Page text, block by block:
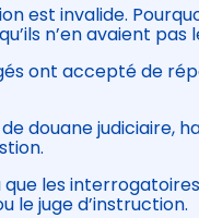
est invalide.
n’en avaient pas
ont accepté de
douane judiciaire,
que les
le juge d’instruction.